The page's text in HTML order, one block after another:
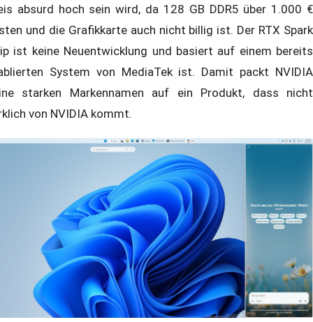
absurd hoch sein wird, da 128 GB DDR5 über 1.000 €
und die Grafikkarte auch nicht billig ist. Der RTX Spark
ist keine Neuentwicklung und basiert auf einem bereits
System von MediaTek ist. Damit packt NVIDIA
starken Markennamen auf ein Produkt, dass nicht
von NVIDIA kommt.